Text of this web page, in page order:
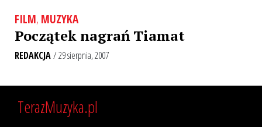
FILM, MUZYKA
Początek nagrań Tiamat
REDAKCJA/ 29 sierpnia, 2007
TerazMuzyka.pl